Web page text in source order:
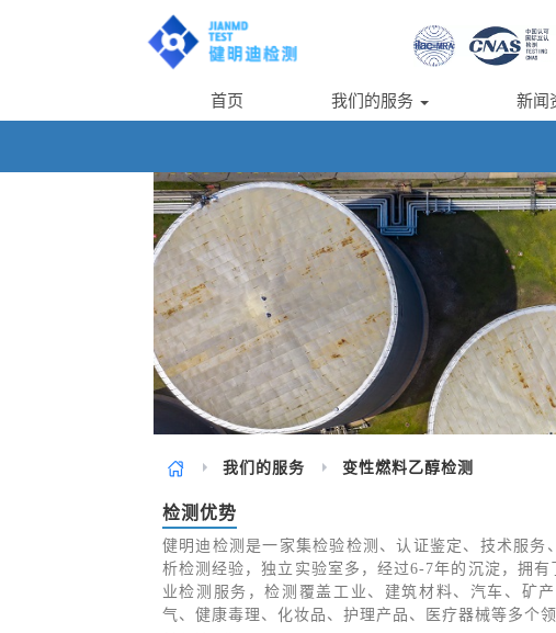
首页 我们的服务 新闻
我们的服务 变性燃料乙醇检测
检测优势
健明迪检测是一家集检验检测、认证鉴定、技术服
析检测经验，独立实验室多，经过6-7年的沉淀，拥
业检测服务，检测覆盖工业、建筑材料、汽车、矿
气、健康毒理、化妆品、护理产品、医疗器械等多个领